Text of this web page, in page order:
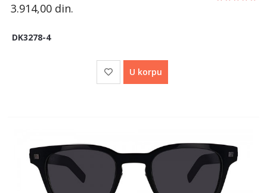
3.914,00 din.
DK3278-4
U korpu